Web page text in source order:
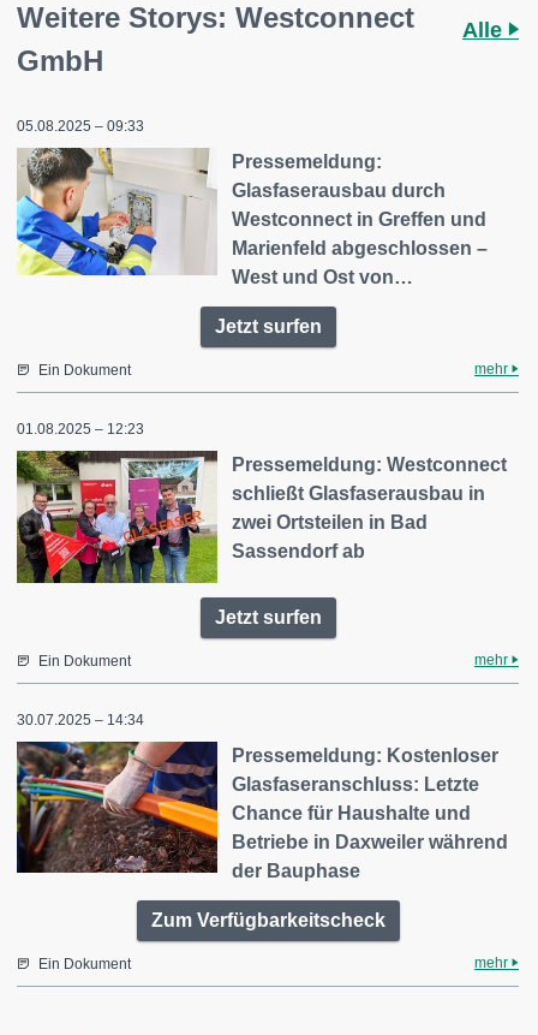
Weitere Storys: Westconnect
GmbH
Alle
05.08.2025 – 09:33
Pressemeldung:
Glasfaserausbau durch
Westconnect in Greffen und
Marienfeld abgeschlossen –
West und Ost von…
Jetzt surfen
Ein Dokument mehr
01.08.2025 – 12:23
Pressemeldung: Westconnect
schließt Glasfaserausbau in
zwei Ortsteilen in Bad
Sassendorf ab
Jetzt surfen
Ein Dokument mehr
30.07.2025 – 14:34
Pressemeldung: Kostenloser
Glasfaseranschluss: Letzte
Chance für Haushalte und
Betriebe in Daxweiler während
der Bauphase
Zum Verfügbarkeitscheck
Ein Dokument mehr